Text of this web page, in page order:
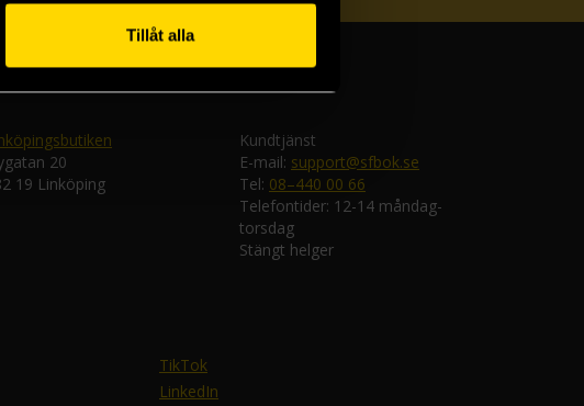
Tillåt alla
20
19 Linköping
Kundtjänst
E-mail: support@sfbok.se
Tel: 08–440 00 66
Telefontider: 12-14 måndag-
torsdag
Stängt helger
TikTok
LinkedIn